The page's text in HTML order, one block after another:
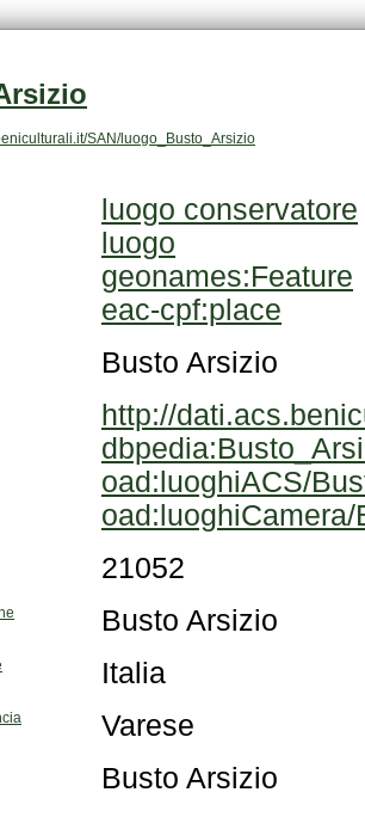
SAN/luogo_Busto_Arsizio
luogo conservatore
luogo
geonames:Feature
eac-cpf:place
Busto Arsizio
http://
oad:luoghiACS/
21052
Busto Arsizio
Italia
Varese
Busto Arsizio